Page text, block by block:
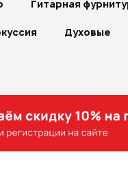
Гитарная
Духовые